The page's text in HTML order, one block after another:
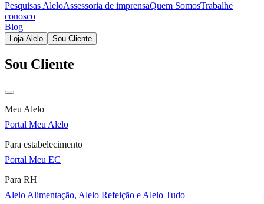
Pesquisas AleloAssessoria de imprensaQuem SomosTrabalhe
conosco
Blog
Loja Alelo Sou Cliente
Sou Cliente
Meu Alelo
Portal Meu Alelo
Para estabelecimento
Portal Meu EC
Para RH
Alelo Alimentação, Alelo Refeição e Alelo Tudo